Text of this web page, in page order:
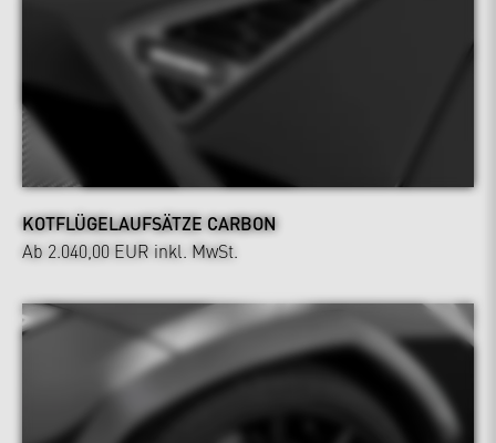
KOTFLÜGELAUFSÄTZE CARBON
Ab 2.040,00 EUR inkl. MwSt.